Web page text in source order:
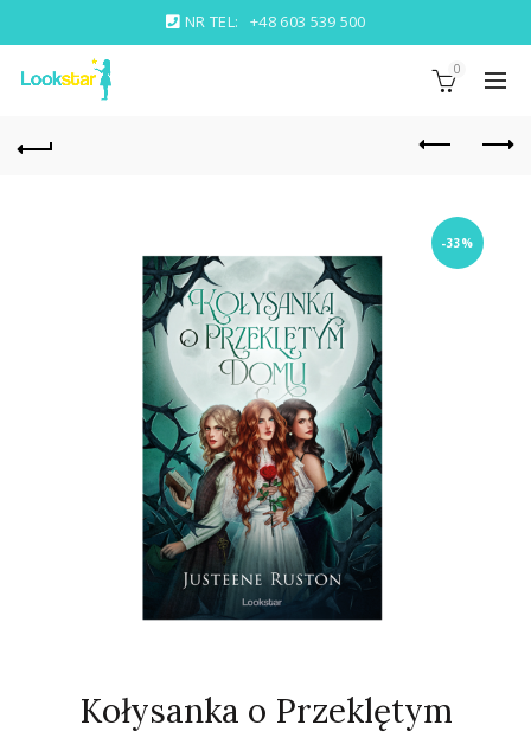
NR TEL: +48 603 539 500
0
-33%
Kołysanka o Przeklętym